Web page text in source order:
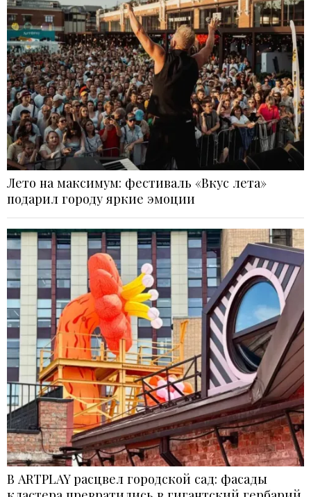
Лето на максимум: фестиваль «Вкус лета»
подарил городу яркие эмоции
В ARTPLAY расцвел городской сад: фасады